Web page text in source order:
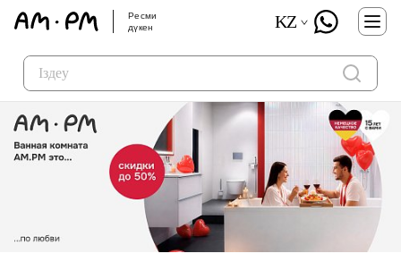
Ресми
дүкен
KZ